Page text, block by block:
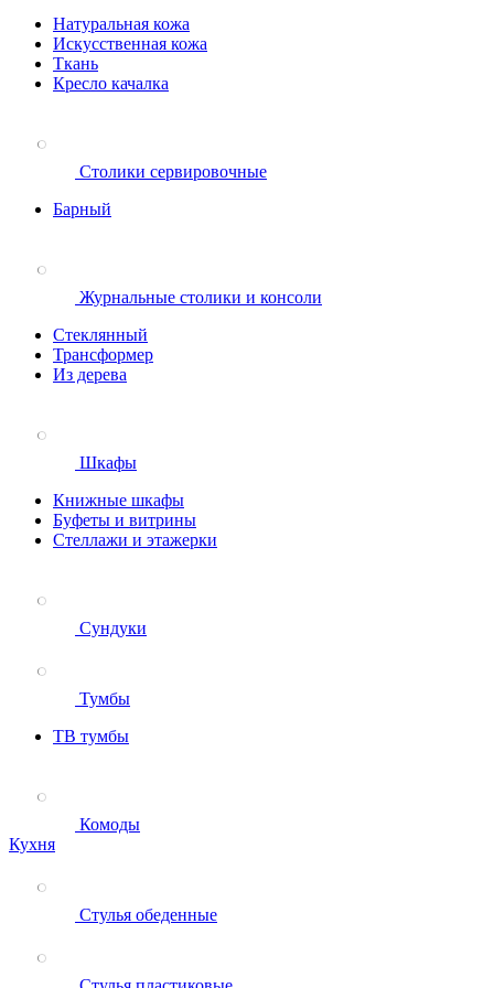
Натуральная кожа
Искусственная кожа
Ткань
Кресло качалка
Столики сервировочные
Барный
Журнальные столики и консоли
Стеклянный
Трансформер
Из дерева
Шкафы
Книжные шкафы
Буфеты и витрины
Стеллажи и этажерки
Сундуки
Тумбы
ТВ тумбы
Комоды
Кухня
Стулья обеденные